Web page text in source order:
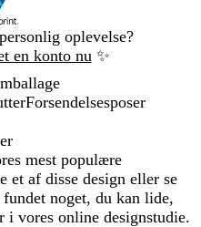
oplevelse?
en konto nu ✨
Forsendelsesposer
mest populære
et af disse design eller se
noget, du kan lide,
i vores online designstudie.